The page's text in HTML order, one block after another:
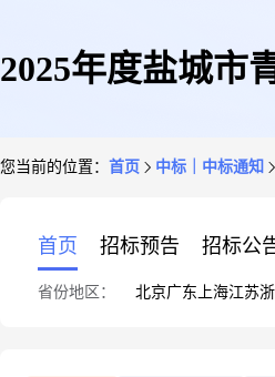
2025年度盐城市
您当前的位置： 首页 中标｜中标通知
首页 招标预告 招标公
省份地区： 北京广东 上海江苏